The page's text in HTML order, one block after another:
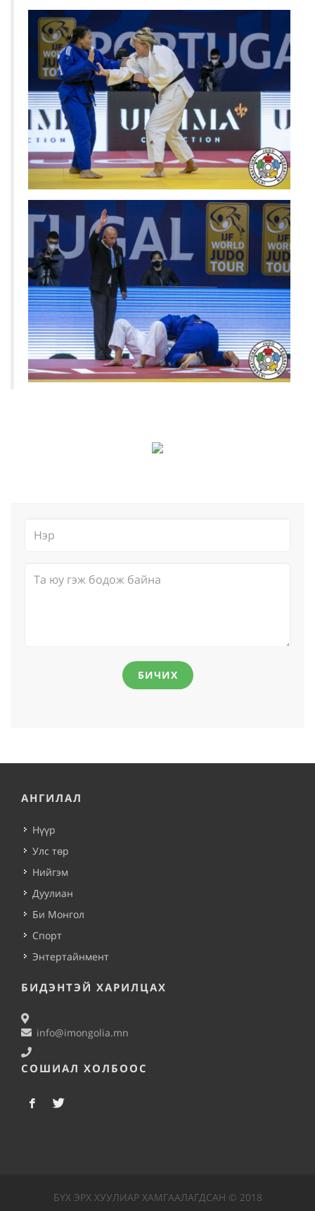
БИЧИХ
АНГИЛАЛ
Нүүр
Улс төр
Нийгэм
Дуулиан
Би Монгол
Спорт
Энтертайнмент
БИДЭНТЭЙ ХАРИЛЦАХ
info@imongolia.mn
СОШИАЛ ХОЛБООС
БҮХ ЭРХ ХУУЛИАР ХАМГААЛАГДСАН © 2018